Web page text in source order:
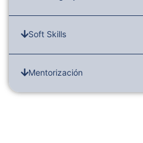
Soft Skills
Mentorización